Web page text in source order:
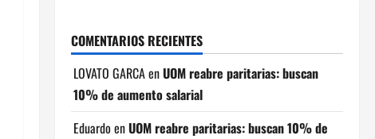
COMENTARIOS RECIENTES
LOVATO GARCAenUOM reabre paritarias: buscan
10% de aumento salarial
Eduardo enUOM reabre paritarias: buscan 10% de